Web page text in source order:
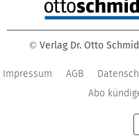
© Verlag Dr. Otto
Impressum AGB
Abo